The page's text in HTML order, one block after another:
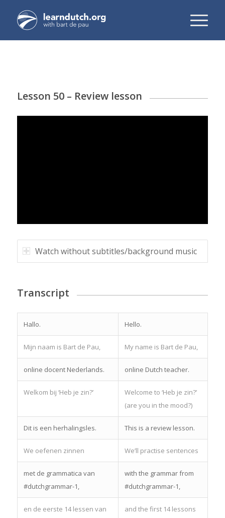
Lesson 50 – Review lesson
Watch without subtitles/background music
Transcript
Hallo. Hello.
Mijn naam is Bart de Pau, My name is Bart de Pau,
online docent Nederlands. online Dutch teacher.
Welkom bij ‘Heb je zin?’
Welcome to ‘Heb je zin?’
(are you in the mood?)
Dit is een herhalingsles. This is a review lesson.
We oefenen zinnen We’ll practise sentences
met de grammatica van
#dutchgrammar-1,
with the grammar from
#dutchgrammar-1,
en de eerste 14 lessen van
and the first 14 lessons